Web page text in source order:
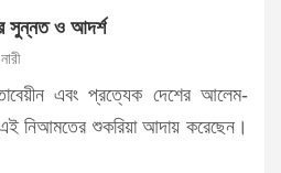
সুন্নত ও আদর্শ
এবং প্রত্যেক দেশের আলেম-
এই নিআমতের শুকরিয়া আদায় করেছেন।